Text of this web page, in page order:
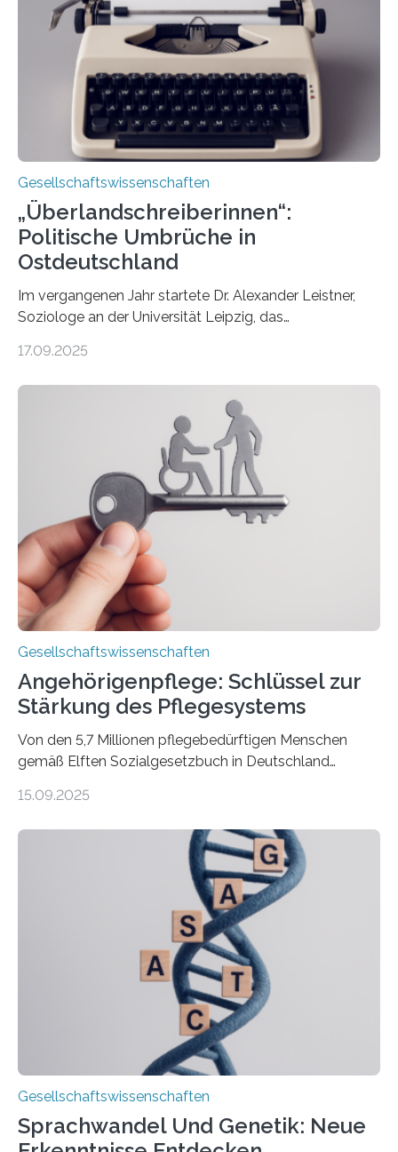
wirklich über Schwangerschaftsabbrüche denken und
wie sich ihre Haltung je nach Konfession, Region und
Bildung unterscheidet. Darüber sprechen Veronika
Eufinger und Dr. Kristin Torka…
Gesellschaftswissenschaften
„Überlandschreiberinnen“:
Politische Umbrüche in
Ostdeutschland
Im vergangenen Jahr startete Dr. Alexander Leistner,
Soziologe an der Universität Leipzig, das
across the Country“. Nun ist das „Projektbuch“
Schriftstellerinnen Manja Präkels, Tina Pruschmann und
Barbara Thériault. Es trägt den Titel
„Extremwetterlagen – Reportagen aus einem neuen
Deutschland“ und enthält eine Vielzahl von
zivilgesellschaftlichen Stimmen und Beobachtungen in
ländlichen Regionen. Im Interview spricht Projektleiter
Leistner über die Idee, das Vorgehen und wichtige
Erkenntnisse. Das Buch deute an, „wie…
17.09.2025
Gesellschaftswissenschaften
Angehörigenpflege: Schlüssel zur
Stärkung des Pflegesystems
Von den 5,7 Millionen pflegebedürftigen Menschen
gemäß Elften Sozialgesetzbuch in Deutschland
2050 wird eine Zunahme der Pflegebedürftigen auf 9
Wissenschaftler*innen des Deutschen Zentrums für
Altersfragen, des DIW Berlin und der TU Dortmund
aktuelle Pflegearrangements. Besonderes Augenmerk
wurde auf die Unterschiede zwischen Angehörigen-
und Zugehörigenpflege in und außerhalb des eigenen
Haushalts gelegt. Pflege im eigenen Haushalt richtet
sich oft an den/die Partner*in und dies häufig im
15.09.2025
Gesellschaftswissenschaften
Sprachwandel Und Genetik: Neue